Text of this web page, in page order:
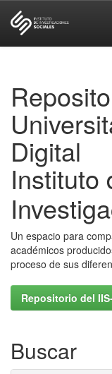
Digital
Instituto
Un espacio para
académicos
proceso de sus
Repositorio del
Buscar